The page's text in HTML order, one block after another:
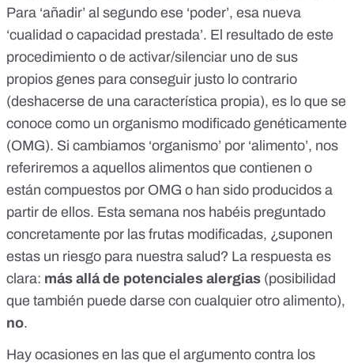
Para ‘añadir’ al segundo ese ‘poder’, esa nueva
‘cualidad o capacidad prestada’. El resultado de este
procedimiento o de activar/silenciar uno de sus
propios genes para conseguir justo lo contrario
(deshacerse de una característica propia), es lo que se
conoce como un organismo modificado genéticamente
(OMG). Si cambiamos ‘organismo’ por ‘alimento’, nos
referiremos a aquellos alimentos que contienen o
están compuestos por OMG o han sido producidos a
partir de ellos. Esta semana nos habéis preguntado
concretamente por las frutas modificadas, ¿suponen
estas un riesgo para nuestra salud? La respuesta es
clara: más allá de potenciales alergias (posibilidad
que también puede darse con cualquier otro alimento),
no.
Hay ocasiones en las que el argumento contra los